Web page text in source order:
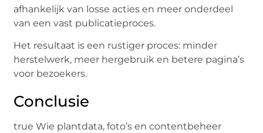
afhankelijk van losse acties en meer onderdeel
van een vast publicatieproces.
Het resultaat is een rustiger proces: minder
herstelwerk, meer hergebruik en betere pagina’s
voor bezoekers.
Conclusie
true Wie plantdata, foto’s en contentbeheer